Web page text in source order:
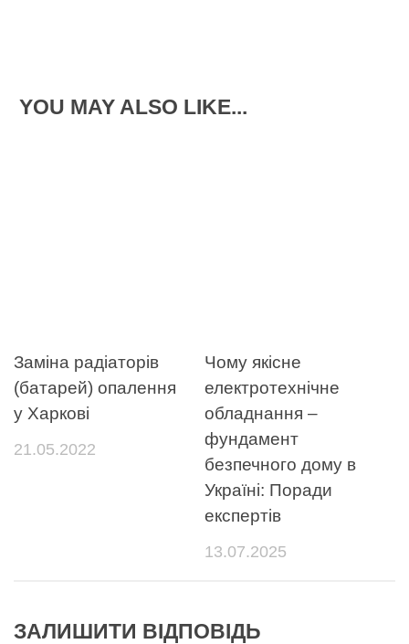
YOU MAY ALSO LIKE...
Заміна радіаторів
(батарей) опалення
у Харкові
21.05.2022
Чому якісне
електротехнічне
обладнання –
фундамент
безпечного дому в
Україні: Поради
експертів
13.07.2025
ЗАЛИШИТИ ВІДПОВІДЬ